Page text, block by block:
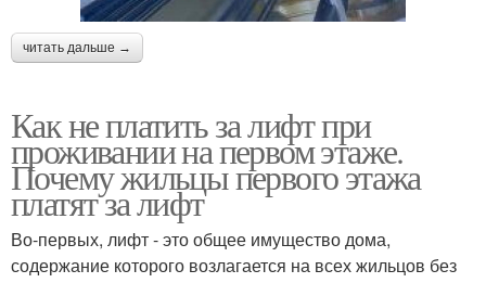
читать дальше →
Как не платить за лифт при
проживании на первом этаже.
Почему жильцы первого этажа
платят за лифт
Во-первых, лифт - это общее имущество дома,
содержание которого возлагается на всех жильцов без